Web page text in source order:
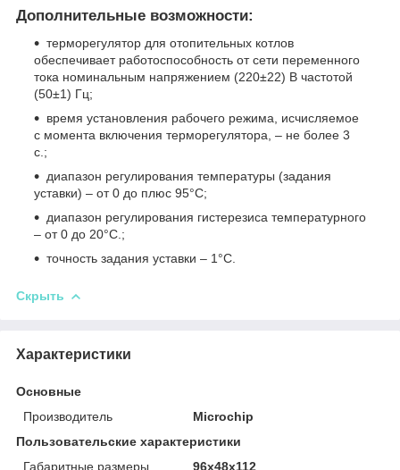
Дополнительные возможности:
терморегулятор для отопительных котлов
обеспечивает работоспособность от сети переменного
тока номинальным напряжением (220±22) В частотой
(50±1) Гц;
время установления рабочего режима, исчисляемое
с момента включения терморегулятора, – не более 3
с.;
диапазон регулирования температуры (задания
уставки) – от 0 до плюс 95°С;
диапазон регулирования гистерезиса температурного
– от 0 до 20°С.;
точность задания уставки – 1°С.
Скрыть
Характеристики
Основные
Производитель
Microchip
Пользовательские характеристики
Габаритные размеры
96х48х112